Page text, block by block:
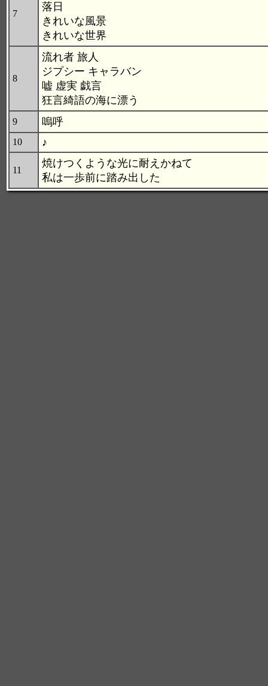
7
落日
きれいな風景
きれいな世界
8
流れ者 旅人
ジプシー キャラバン
嘘 虚実 戯言
狂言綺語の海に漂う
9 嗚呼
10 ♪
11
焼けつくような光に耐えかねて
私は一歩前に踏み出した